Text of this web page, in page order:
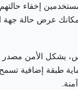
إخفاء
عرض حالة جهة
يشكل الأمن مصدر
طبقة إضافية